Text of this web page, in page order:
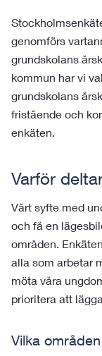
genomförs
grundskolans
kommun har vi
grundskolans
fristående och
enkäten.
Varför
Vårt syfte med
och få en
områden.
alla som arbetar
möta våra
prioritera att
Vilka